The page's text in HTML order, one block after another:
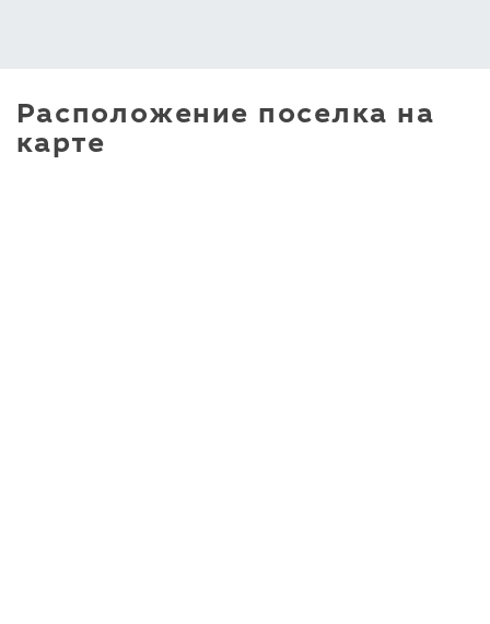
Расположение поселка на
карте